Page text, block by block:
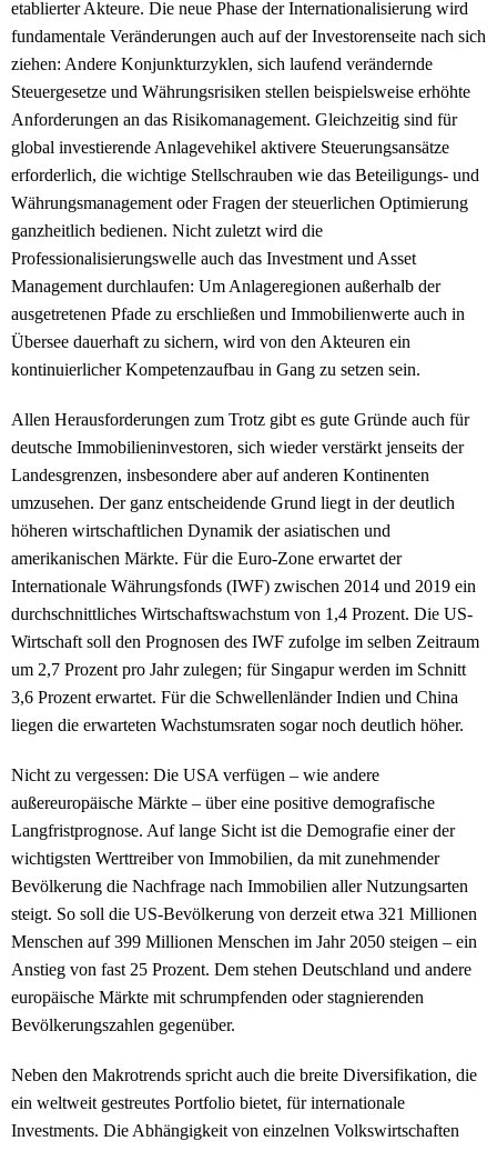
etablierter Akteure. Die neue Phase der Internationalisierung wird
fundamentale Veränderungen auch auf der Investorenseite nach sich
ziehen: Andere Konjunkturzyklen, sich laufend verändernde
Steuergesetze und Währungsrisiken stellen beispielsweise erhöhte
Anforderungen an das Risikomanagement. Gleichzeitig sind für
global investierende Anlagevehikel aktivere Steuerungsansätze
erforderlich, die wichtige Stellschrauben wie das Beteiligungs- und
Währungsmanagement oder Fragen der steuerlichen Optimierung
ganzheitlich bedienen. Nicht zuletzt wird die
Professionalisierungswelle auch das Investment und Asset
Management durchlaufen: Um Anlageregionen außerhalb der
ausgetretenen Pfade zu erschließen und Immobilienwerte auch in
Übersee dauerhaft zu sichern, wird von den Akteuren ein
kontinuierlicher Kompetenzaufbau in Gang zu setzen sein.
Allen Herausforderungen zum Trotz gibt es gute Gründe auch für
deutsche Immobilieninvestoren, sich wieder verstärkt jenseits der
Landesgrenzen, insbesondere aber auf anderen Kontinenten
umzusehen. Der ganz entscheidende Grund liegt in der deutlich
höheren wirtschaftlichen Dynamik der asiatischen und
amerikanischen Märkte. Für die Euro-Zone erwartet der
Internationale Währungsfonds (IWF) zwischen 2014 und 2019 ein
durchschnittliches Wirtschaftswachstum von 1,4 Prozent. Die US-
Wirtschaft soll den Prognosen des IWF zufolge im selben Zeitraum
um 2,7 Prozent pro Jahr zulegen; für Singapur werden im Schnitt
3,6 Prozent erwartet. Für die Schwellenländer Indien und China
liegen die erwarteten Wachstumsraten sogar noch deutlich höher.
Nicht zu vergessen: Die USA verfügen – wie andere
außereuropäische Märkte – über eine positive demografische
Langfristprognose. Auf lange Sicht ist die Demografie einer der
wichtigsten Werttreiber von Immobilien, da mit zunehmender
Bevölkerung die Nachfrage nach Immobilien aller Nutzungsarten
steigt. So soll die US-Bevölkerung von derzeit etwa 321 Millionen
Menschen auf 399 Millionen Menschen im Jahr 2050 steigen – ein
Anstieg von fast 25 Prozent. Dem stehen Deutschland und andere
europäische Märkte mit schrumpfenden oder stagnierenden
Bevölkerungszahlen gegenüber.
Neben den Makrotrends spricht auch die breite Diversifikation, die
ein weltweit gestreutes Portfolio bietet, für internationale
Investments. Die Abhängigkeit von einzelnen Volkswirtschaften